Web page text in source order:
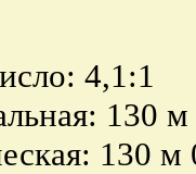
4,1:1
130
130